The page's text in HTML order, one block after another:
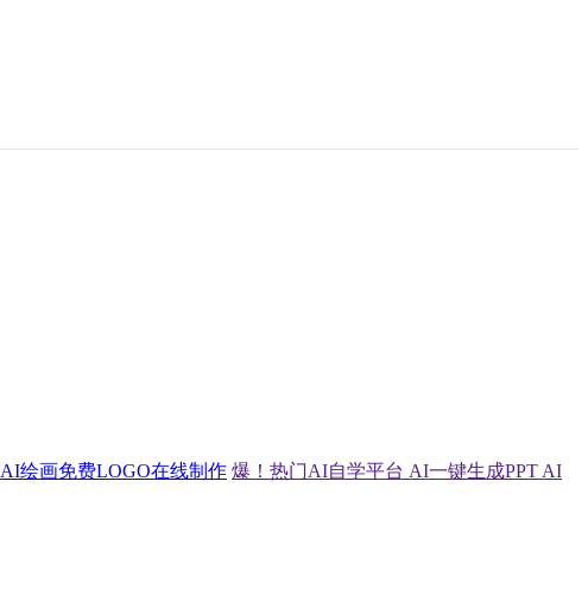
AI绘画免费LOGO在线制作 爆！热门AI自学平台 AI一键生成PPT AI